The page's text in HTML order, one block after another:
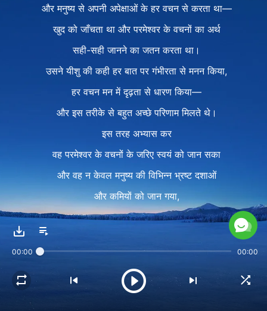
और मनुष्य से अपनी अपेक्षाओं के हर वचन से करता था—
खुद को जाँचता था और परमेश्वर के वचनों का अर्थ
सही-सही जानने का जतन करता था।
उसने यीशु की कही हर बात पर गंभीरता से मनन किया,
हर वचन मन में दृढ़ता से धारण किया—
और इस तरीके से बहुत अच्छे परिणाम मिलते थे।
इस तरह अभ्यास कर
वह परमेश्वर के वचनों के जरिए स्वयं को जान सका
और वह न केवल मनुष्य की विभिन्न भ्रष्ट दशाओं
और कमियों को जान गया,
बल्कि वह मनुष्य के सार और प्रकृति को भी जान गया।
परमेश्वर के वचनों से पतरस ने सच्चा आत्मज्ञान पाया
00:00 00:00